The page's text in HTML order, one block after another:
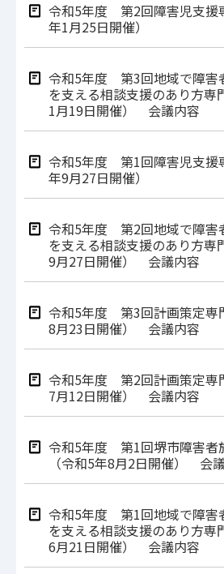
令和5年度 第2回障害児支援
年1月25日開催）
令和5年度 第3回地域で障害
を支える相談支援のあり方専
1月19日開催） 会議内容
令和5年度 第1回障害児支援
年9月27日開催）
令和5年度 第2回地域で障害
を支える相談支援のあり方専
9月27日開催） 会議内容
令和5年度 第3回計画策定専
8月23日開催） 会議内容
令和5年度 第2回計画策定専
7月12日開催） 会議内容
令和5年度 第1回堺市障害者
（令和5年8月2日開催） 会
令和5年度 第1回地域で障害
を支える相談支援のあり方専
6月21日開催） 会議内容